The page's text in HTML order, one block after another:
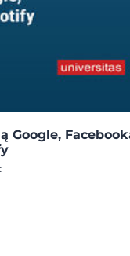
Google,